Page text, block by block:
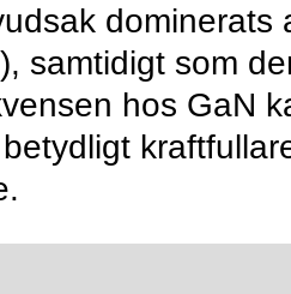
dominerats
samtidigt som
hos GaN